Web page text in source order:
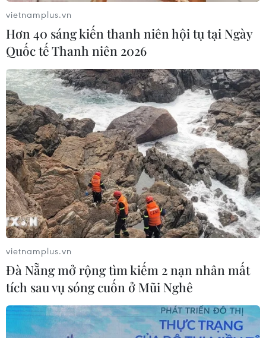
vietnamplus.vn
Hơn 40 sáng kiến thanh niên hội tụ tại Ngày
Quốc tế Thanh niên 2026
vietnamplus.vn
Đà Nẵng mở rộng tìm kiếm 2 nạn nhân mất
tích sau vụ sóng cuốn ở Mũi Nghê